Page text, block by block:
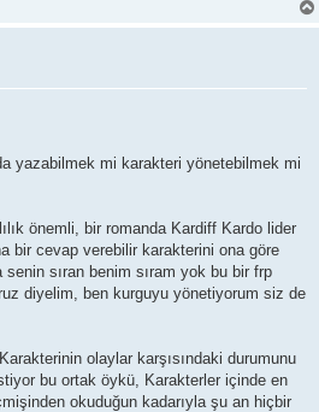
yazabilmek mi karakteri yönetebilmek mi
önemli, bir romanda Kardiff Kardo lider
bir cevap verebilir karakterini ona göre
sıran benim sıram yok bu bir frp
diyelim, ben kurguyu yönetiyorum siz de
olaylar karşısındaki durumunu
bu ortak öykü, Karakterler içinde en
okuduğun kadarıyla şu an hiçbir